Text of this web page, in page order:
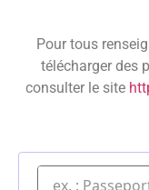
Pour tous
télécharger des
consulter le site